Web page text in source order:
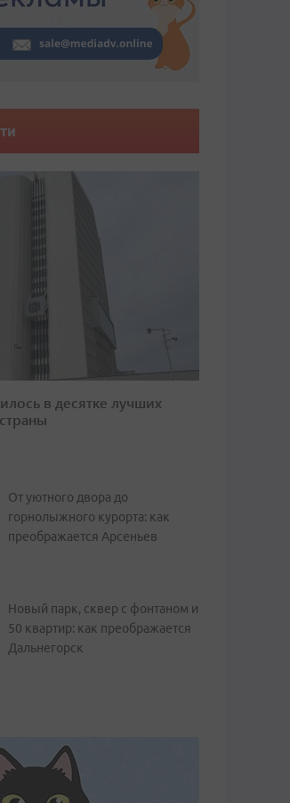
в десятке лучших
От уютного двора до
горнолыжного курорта: как
преображается Арсеньев
Новый парк, сквер с фонтаном и
50 квартир: как преображается
Дальнегорск